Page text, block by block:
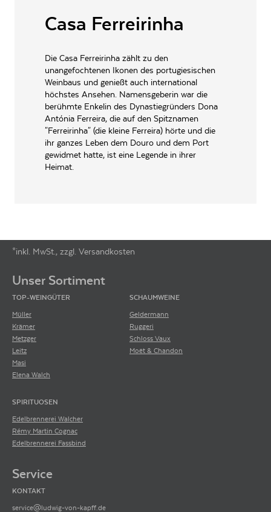
ALLERGENE / INHALTSSTOFFE Sulfite
INHALT (LITER) 0.75 l
PRODUZENT / ABFÜLLER / HERSTELLER
Sogrape Vinhos SA, 4430-
809 Avintes, Portugal
WEINTYPGESCHMACK Trocken
5601007475454
ARTIKELNUMMER
Casa Ferreirinha
Die Casa Ferreirinha zählt zu den
unangefochtenen Ikonen des portugiesischen
Weinbaus und genießt auch international
höchstes Ansehen. Namensgeberin war die
berühmte Enkelin des Dynastiegründers Dona
Antónia Ferreira, die auf den Spitznamen
"Ferreirinha" (die kleine Ferreira) hörte und die
ihr ganzes Leben dem Douro und dem Port
gewidmet hatte, ist eine Legende in ihrer
Heimat.
*inkl. MwSt., zzgl. Versandkosten
Unser Sortiment
TOP-WEINGÜTER
Müller
Krämer
Metzger
Leitz
Masi
Elena Walch
SCHAUMWEINE
Geldermann
Ruggeri
Schloss Vaux
Moët & Chandon
SPIRITUOSEN
Edelbrennerei Walcher
Rémy Martin Cognac
Edelbrennerei Fassbind
Service
KONTAKT
service@ludwig-von-kapff.de